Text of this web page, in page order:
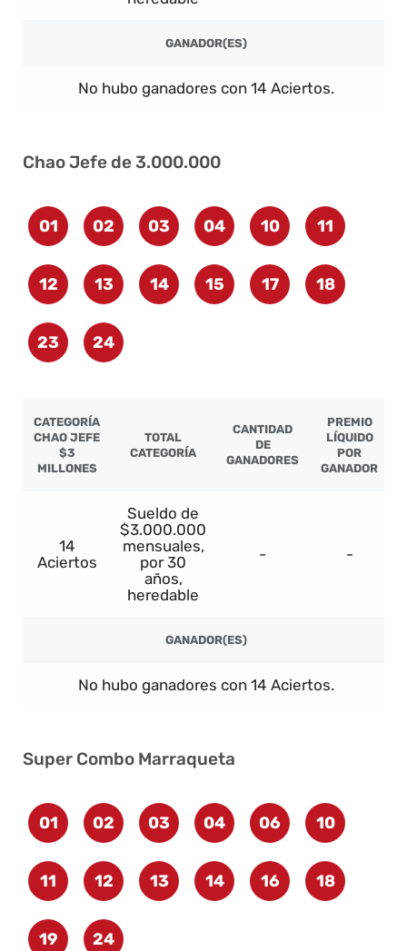
GANADOR(ES)
No hubo ganadores con 14 Aciertos.
Chao Jefe de 3.000.000
01 02 03 04 10 11
12 13 14 15 17 18
23 24
CATEGORÍA
CHAO JEFE
$3
MILLONES
TOTAL
CATEGORÍA
CANTIDAD
DE
GANADORES
PREMIO
LÍQUIDO
POR
GANADOR
14
Aciertos
Sueldo de
$3.000.000
mensuales,
por 30
años,
heredable
- -
GANADOR(ES)
No hubo ganadores con 14 Aciertos.
Super Combo Marraqueta
01 02 03 04 06 10
11 12 13 14 16 18
19 24